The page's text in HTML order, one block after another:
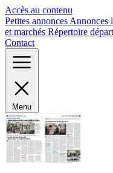
Accès au contenu
Petites annonces Annonces
et marchés Répertoire
Contact
Menu
Panneau de gestion des